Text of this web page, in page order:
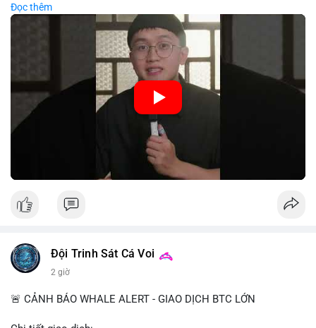
trung, CBDC là hình thức tiền pháp định được phát hành và
quản lý trực tiếp bởi Ngân hàng Trung ương nhằm tối ưu hóa
hệ thống thanh toán và tăng cường hiệu quả chính sách tiền tệ.
Việc triển khai CBDC hứa hẹn sẽ thay đổi diện mạo của hạ
tầng tài chính truyền thống, mang lại sự tiện lợi trong giao dịch
nhưng cũng đặt ra nhiều thách thức về quyền riêng tư và an
ninh mạng.
🎥 Xem video trực tiếp tại:
Đọc thêm
Đội Trinh Sát Cá Voi
2 giờ
🚨 CẢNH BÁO WHALE ALERT - GIAO DỊCH BTC LỚN